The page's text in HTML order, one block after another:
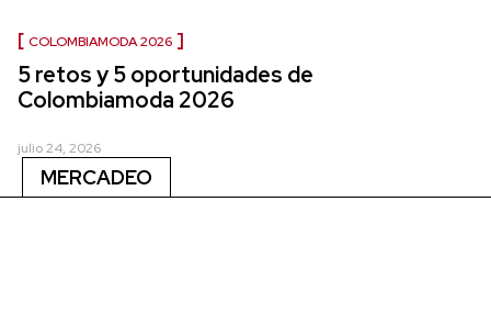
COLOMBIAMODA 2026
5 retos y 5 oportunidades de
Colombiamoda 2026
julio 24, 2026
MERCADEO